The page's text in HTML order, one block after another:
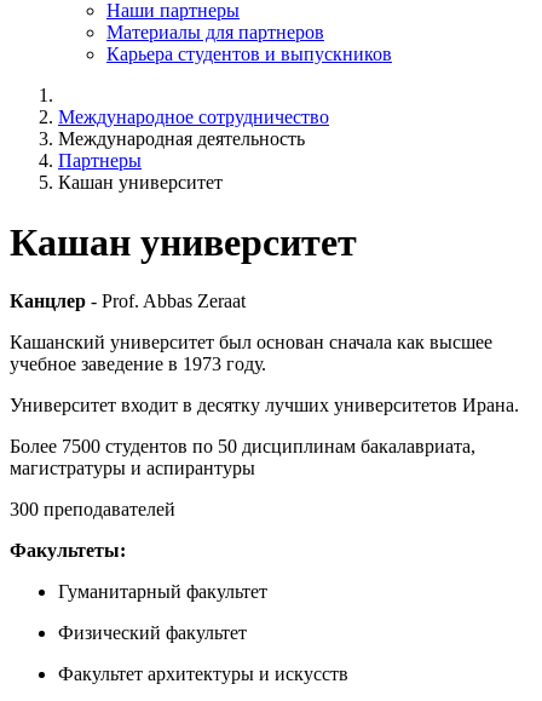
Наши партнеры
Материалы для партнеров
Карьера студентов и выпускников
Международное сотрудничество
Международная деятельность
Партнеры
Кашан университет
Кашан университет
Канцлер - Prof. Abbas Zeraat
Кашанский университет был основан сначала как высшее
учебное заведение в 1973 году.
Университет входит в десятку лучших университетов Ирана.
Более 7500 студентов по 50 дисциплинам бакалавриата,
магистратуры и аспирантуры
300 преподавателей
Факультеты:
Гуманитарный факультет
Физический факультет
Факультет архитектуры и искусств